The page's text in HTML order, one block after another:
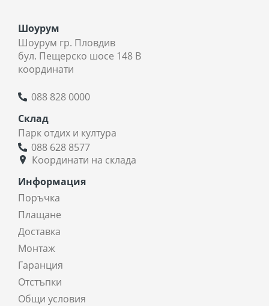
Шоурум
Шоурум гр. Пловдив
бул. Пещерско шосе 148 В
координати
088 828 0000
Склад
Парк отдих и култура
088 628 8577
Координати на склада
Информация
Поръчка
Плащане
Доставка
Монтаж
Гаранция
Отстъпки
Общи условия